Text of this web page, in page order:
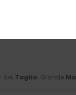
: 4/5 Taglia: Grande